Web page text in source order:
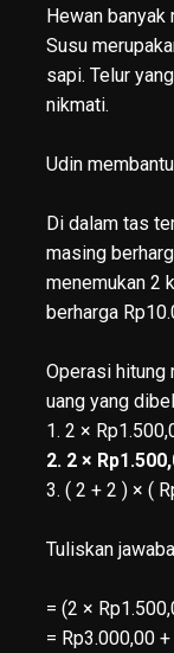
Hewan banyak
Susu
sapi. Telur
nikmati.
Udin
Di dalam tas
masing
menemukan 2
berharga
Operasi hitung
uang yang
1. 2 ×
2. 2 ×
3. ( 2 + 2 ) × (
Tuliskan
= (2 ×
= Rp3.000,00